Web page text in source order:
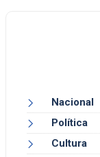
Nacional
Política
Cultura